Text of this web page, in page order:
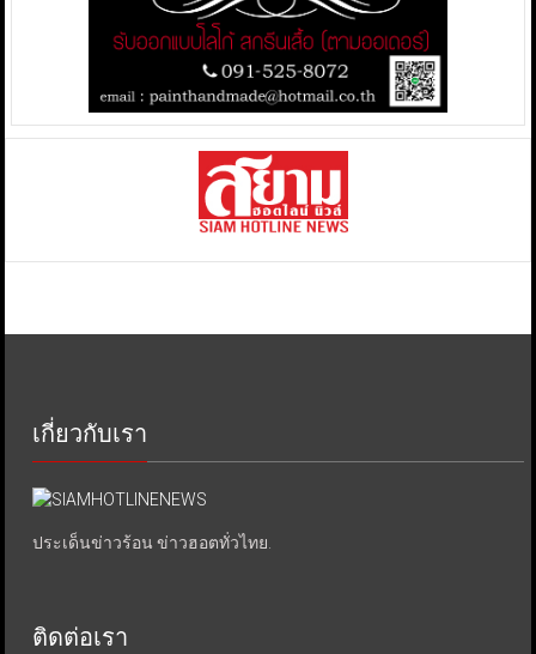
เกี่ยวกับเรา
ประเด็นข่าวร้อน ข่าวฮอตทั่วไทย.
ติดต่อเรา